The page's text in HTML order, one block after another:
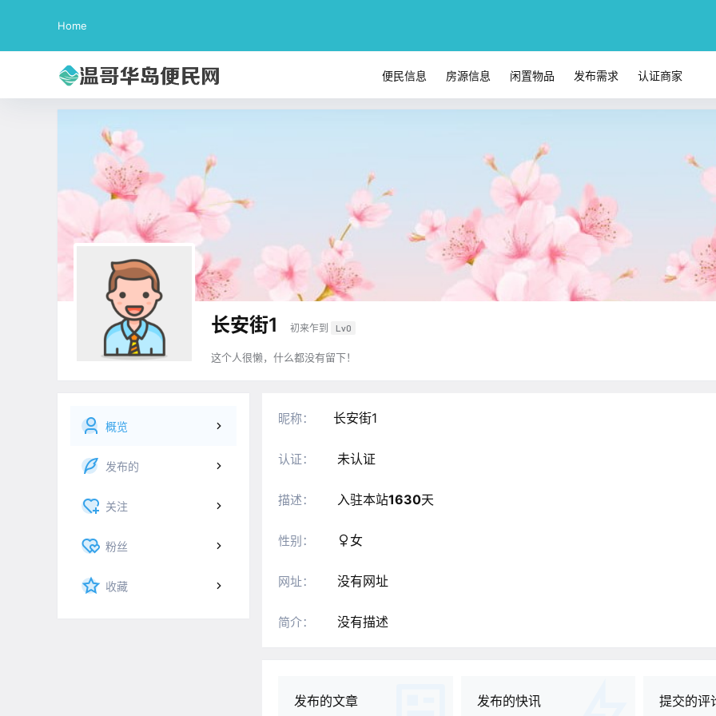
Home
便民信息 房源信息 闲置物品 发布需求 认证商家
长安街1 初来乍到 Lv0
这个人很懒，什么都没有留下！
概览
发布的
关注
粉丝
收藏
昵称： 长安街1
认证： 未认证
描述： 入驻本站1630天
性别： 女
网址： 没有网址
简介： 没有描述
发布的文章 发布的快讯 提交的评